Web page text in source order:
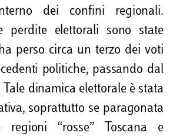
dei confini regionali.
perdite elettorali sono state
perso circa un terzo dei voti
politiche, passando dal
Tale dinamica elettorale è stata
soprattutto se paragonata
“rosse” Toscana e